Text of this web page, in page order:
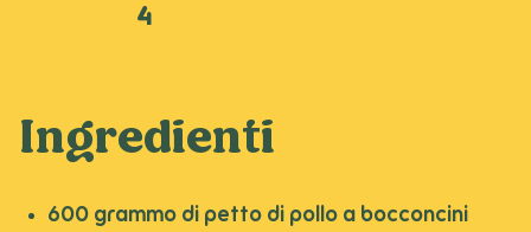
4
Ingredienti
600 grammo di petto di pollo a bocconcini